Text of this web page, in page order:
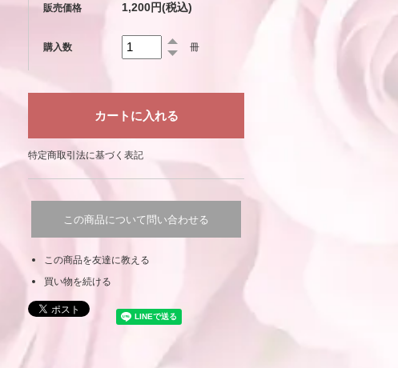
販売価格 1,200円(税込)
購入数 冊
特定商取引法に基づく表記
この商品について問い合わせる
この商品を友達に教える
買い物を続ける